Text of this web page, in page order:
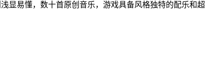
显易懂，数十首原创音乐，游戏具备风格独特的配乐和超